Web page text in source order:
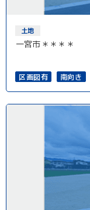
土地
一宮市＊＊＊＊
区画図有 南向き